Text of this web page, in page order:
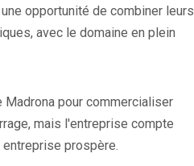
opportunité de combiner leurs
avec le domaine en plein
pour commercialiser
mais l'entreprise compte
prospère.